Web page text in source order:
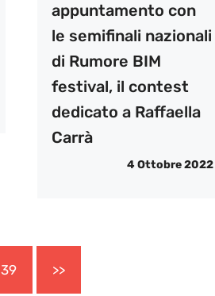
appuntamento con
le semifinali nazionali
di Rumore BIM
festival, il contest
dedicato a Raffaella
Carrà
4 Ottobre 2022
39 >>